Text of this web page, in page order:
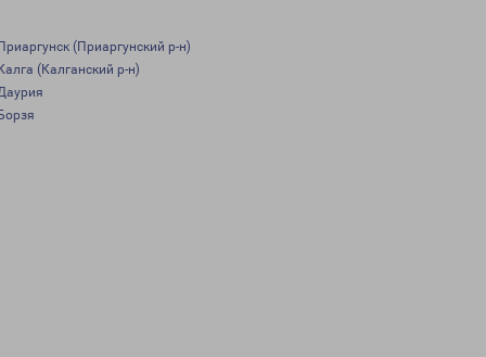
(Приаргунский р-н)
(Калганский р-н)